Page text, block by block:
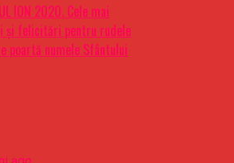
ION 2020. Cele mai
şi felicitări pentru rudele
poartă numele Sfântului